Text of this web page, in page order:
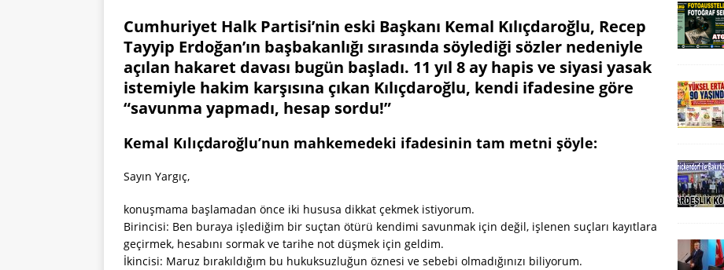
Cumhuriyet Halk Partisi’nin eski Başkanı Kemal Kılıçdaroğlu, Recep
Tayyip Erdoğan’ın başbakanlığı sırasında söylediği sözler nedeniyle
açılan hakaret davası bugün başladı. 11 yıl 8 ay hapis ve siyasi yasak
istemiyle hakim karşısına çıkan Kılıçdaroğlu, kendi ifadesine göre
“savunma yapmadı, hesap sordu!”
Kemal Kılıçdaroğlu’nun mahkemedeki ifadesinin tam metni şöyle:
Sayın Yargıç,
konuşmama başlamadan önce iki hususa dikkat çekmek istiyorum.
Birincisi: Ben buraya işlediğim bir suçtan ötürü kendimi savunmak için değil, işlenen suçları kayıtlara
geçirmek, hesabını sormak ve tarihe not düşmek için geldim.
İkincisi: Maruz bırakıldığım bu hukuksuzluğun öznesi ve sebebi olmadığınızı biliyorum.